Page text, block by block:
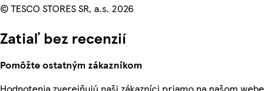
© TESCO STORES SR, a.s. 2026
Zatiaľ bez recenzií
Pomôžte ostatným zákazníkom
Hodnotenia zverejňujú naši zákazníci priamo na našom webe.